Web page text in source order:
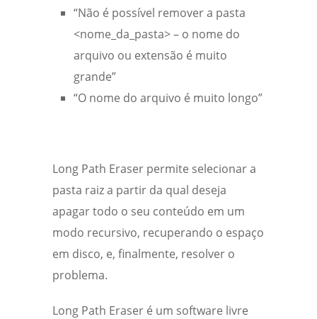
“Não é possível remover a pasta
<nome_da_pasta> – o nome do
arquivo ou extensão é muito
grande”
“O nome do arquivo é muito longo”
Long Path Eraser permite selecionar a
pasta raiz a partir da qual deseja
apagar todo o seu conteúdo em um
modo recursivo, recuperando o espaço
em disco, e, finalmente, resolver o
problema.
Long Path Eraser é um software livre